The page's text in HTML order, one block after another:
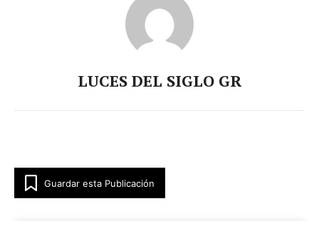
LUCES DEL SIGLO GR
Guardar esta Publicación